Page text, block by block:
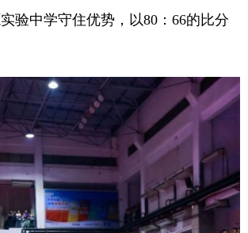
验中学守住优势，以80：66的比分